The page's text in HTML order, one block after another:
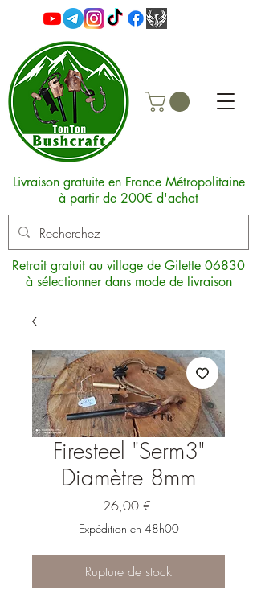
Livraison gratuite en France Métropolitaine
à partir de 200€ d'achat
Retrait gratuit au village de Gilette 06830
à sélectionner dans mode de livraison
Firesteel "Serm3"
Diamètre 8mm
26,00 €Prix
Expédition en 48h00
Rupture de stock